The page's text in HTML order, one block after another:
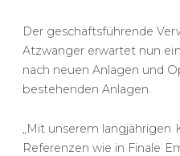
Der geschäftsführende
Atzwanger erwartet nun
nach neuen Anlagen und
bestehenden Anlagen.
„Mit unserem langjährigen
Referenzen wie in Finale